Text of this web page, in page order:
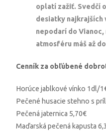
oplatí zažiť. Svedčí
desiatky najkrajších
nepodarí do
atmosféru máš až
Cenník za obľúbené
Horúce jablkové vínko 1dl/
Pečené husacie stehno s
Pečená jaternica 5,70€
Maďarská pečená kapusta